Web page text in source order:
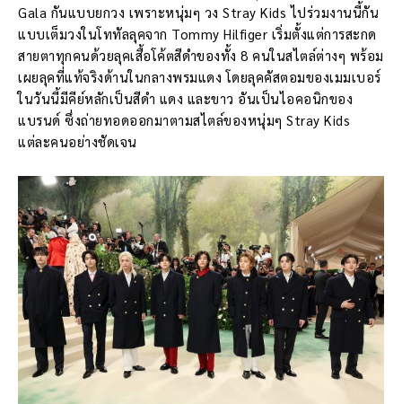
Gala กันแบบยกวง เพราะหนุ่มๆ วง Stray Kids ไปร่วมงานนี้กัน
แบบเต็มวงในโททัลลุคจาก Tommy Hilfiger เริ่มตั้งแต่การสะกด
สายตาทุกคนด้วยลุคเสื้อโค้ตสีดำของทั้ง 8 คนในสไตล์ต่างๆ พร้อม
เผยลุคที่แท้จริงด้านในกลางพรมแดง โดยลุคคัสตอมของเมมเบอร์
ในวันนี้มีคีย์หลักเป็นสีดำ แดง และขาว อันเป็นไอคอนิกของ
แบรนด์ ซึ่งถ่ายทอดออกมาตามสไตล์ของหนุ่มๆ Stray Kids
แต่ละคนอย่างชัดเจน